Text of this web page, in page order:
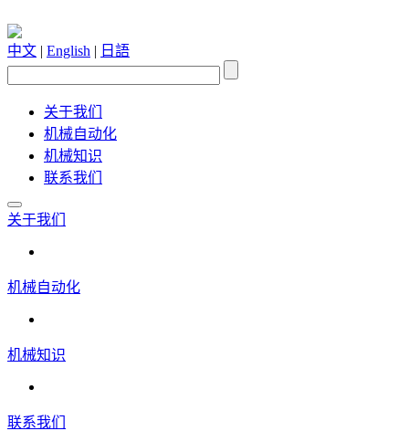
中文 | English | 日語
关于我们
机械自动化
机械知识
联系我们
关于我们
机械自动化
机械知识
联系我们